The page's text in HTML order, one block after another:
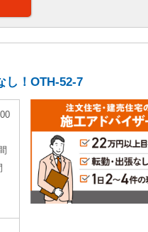
し！OTH-52-7